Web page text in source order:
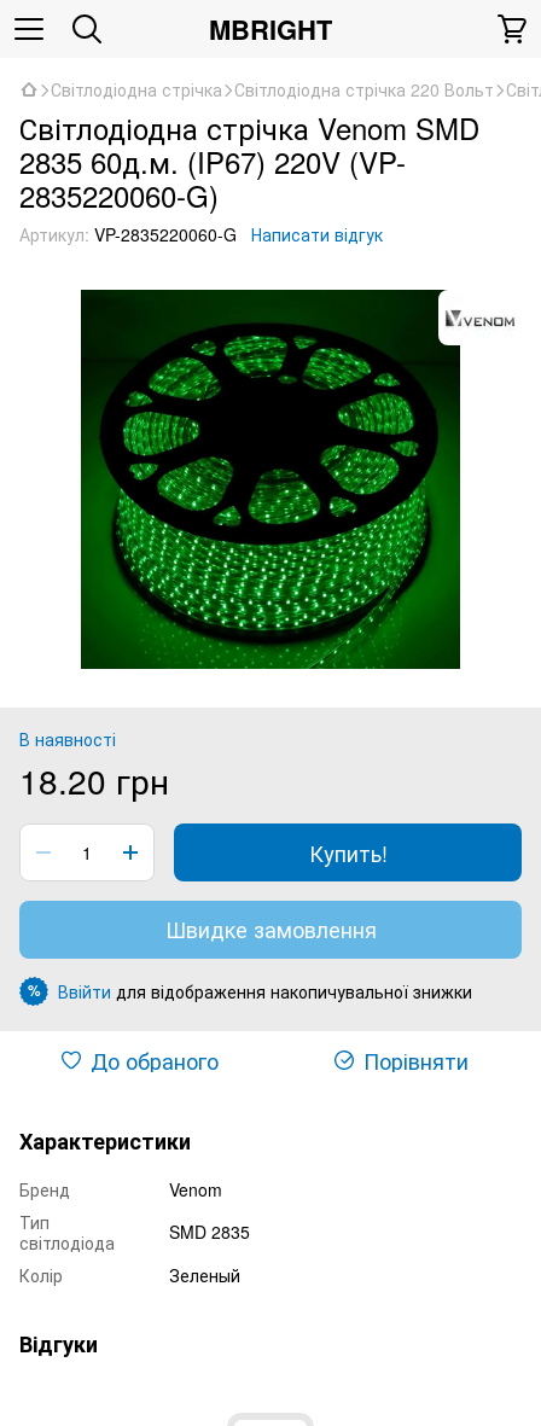
MBRIGHT
Світлодіодна стрічка Світлодіодна стрічка 220 Вольт
Світлодіодна стрічка Venom SMD
2835 60д.м. (IP67) 220V (VP-
2835220060-G)
Артикул: VP-2835220060-G Написати відгук
В наявності
18.20 грн
Купить!
Швидке замовлення
% Ввійти для відображення накопичувальної знижки
До обраного Порівняти
Характеристики
Бренд
Venom
Тип
світлодіода
SMD 2835
Колір
Зеленый
Відгуки